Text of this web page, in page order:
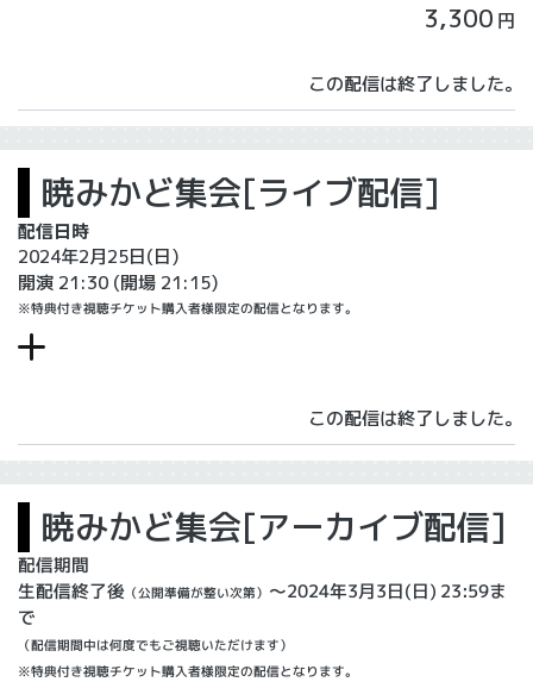
3,300 円
この配信は終了しました。
暁みかど集会[ライブ配信]
配信日時
2024年2月25日(日)
開演 21:30 (開場 21:15)
※特典付き視聴チケット購入者様限定の配信となります。
この配信は終了しました。
暁みかど集会[アーカイブ配信]
配信期間
生配信終了後 （公開準備が整い次第） ～2024年3月3日(日) 23:59ま
で
（配信期間中は何度でもご視聴いただけます）
※特典付き視聴チケット購入者様限定の配信となります。